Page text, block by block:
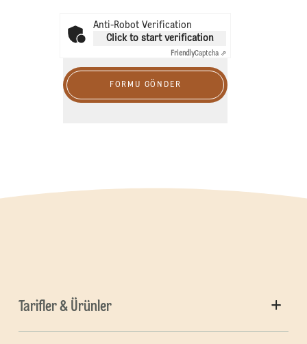
Anti-Robot Verification
Click to start verification
FriendlyCaptcha ⇗
FORMU GÖNDER
Tarifler & Ürünler